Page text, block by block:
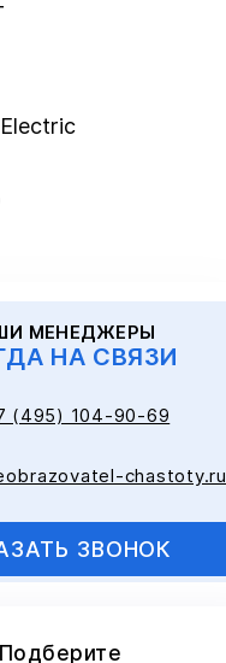
МЕНЕДЖЕРЫ
НА СВЯЗИ
(495) 104-90-69
chastoty.ru
ЗВОНОК
Подберите